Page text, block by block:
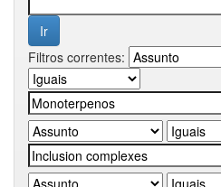
Filtros correntes: